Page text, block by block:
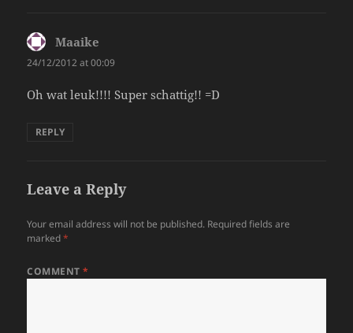
Maaike
24/12/2012 at 00:09
Oh wat leuk!!!! Super schattig!! =D
REPLY
Leave a Reply
Your email address will not be published. Required fields are
marked*
COMMENT*